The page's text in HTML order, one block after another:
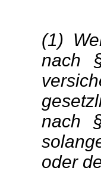
(1)
nach
nach
oder